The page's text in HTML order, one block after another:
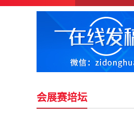
会展赛培坛